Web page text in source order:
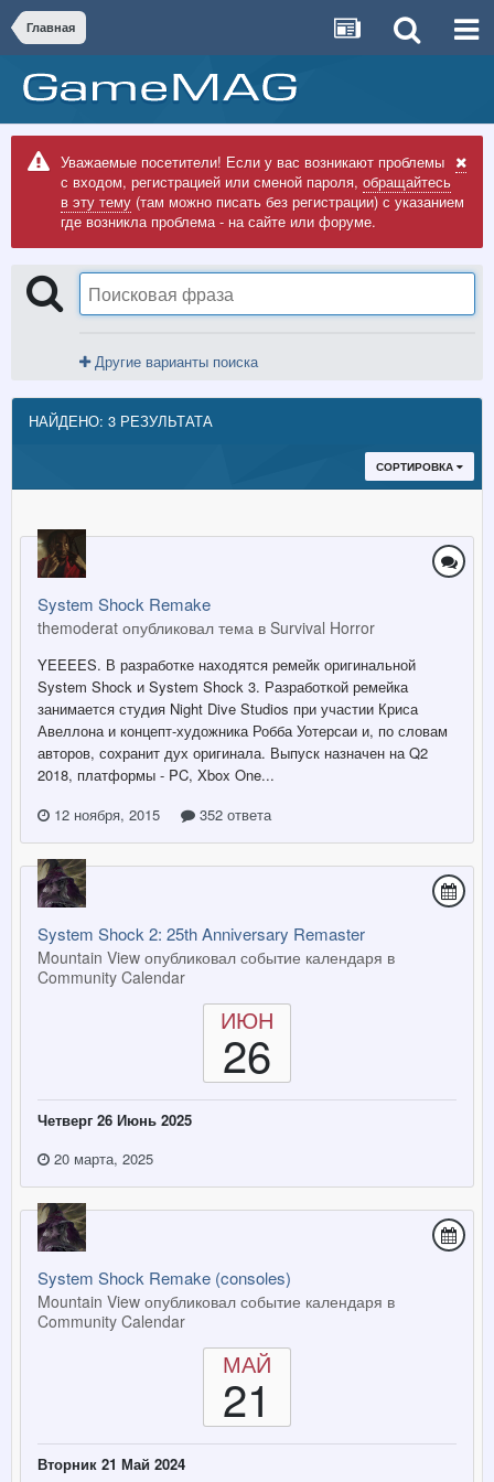
Главная
Уважаемые посетители! Если у вас возникают проблемы
с входом, регистрацией или сменой пароля, обращайтесь
в эту тему (там можно писать без регистрации) с указанием
где возникла проблема - на сайте или форуме.
Другие варианты поиска
НАЙДЕНО: 3 РЕЗУЛЬТАТА
СОРТИРОВКА
System Shock Remake
themoderat опубликовал тема в Survival Horror
YEEEES. В разработке находятся ремейк оригинальной
System Shock и System Shock 3. Разработкой ремейка
занимается студия Night Dive Studios при участии Криса
Авеллона и концепт-художника Робба Уотерсаи и, по словам
авторов, сохранит дух оригинала. Выпуск назначен на Q2
2018, платформы - PC, Xbox One...
12 ноября, 2015
352 ответа
System Shock 2: 25th Anniversary Remaster
Mountain View опубликовал событие календаря в
Community Calendar
ИЮН
26
Четверг 26 Июнь 2025
20 марта, 2025
System Shock Remake (consoles)
Mountain View опубликовал событие календаря в
Community Calendar
МАЙ
21
Вторник 21 Май 2024